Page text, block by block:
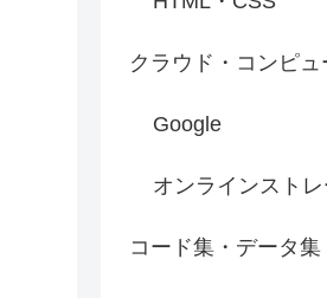
クラウド・コンピ
Google
オンラインスト
コード集・データ集